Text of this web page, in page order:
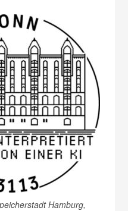
Hamburg,